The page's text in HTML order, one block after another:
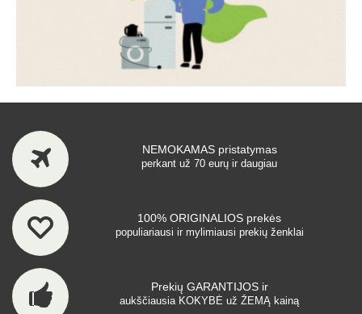
NEMOKAMAS pristatymas
perkant už 70 eurų ir daugiau
100% ORIGINALIOS prekės
populiariausi ir mylimiausi prekių ženklai
Prekių GARANTIJOS ir
aukščiausia KOKYBĖ už ŽEMĄ kainą